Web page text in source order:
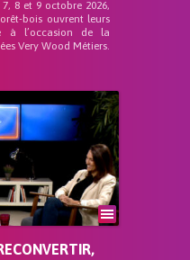
8 et 9 octobre 2026,
bois ouvrent leurs
à l’occasion de la
Very Wood Métiers.